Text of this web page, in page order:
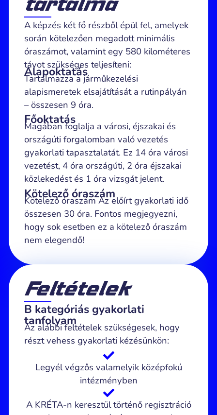
tartalma
A képzés két fő részből épül fel, amelyek
során kötelezően megadott minimális
óraszámot, valamint egy 580 kilométeres
távot szükséges teljesíteni:
Alapoktatás
Tartalmazza a járműkezelési
alapismeretek elsajátítását a rutinpályán
– összesen 9 óra.
Főoktatás
Magában foglalja a városi, éjszakai és
országúti forgalomban való vezetés
gyakorlati tapasztalatát. Ez 14 óra városi
vezetést, 4 óra országúti, 2 óra éjszakai
közlekedést és 1 óra vizsgát jelent.
Kötelező óraszám
Kötelező óraszám Az előírt gyakorlati idő
összesen 30 óra. Fontos megjegyezni,
hogy sok esetben ez a kötelező óraszám
nem elegendő!
Feltételek
B kategóriás gyakorlati
tanfolyam
Az alábbi feltételek szükségesek, hogy
részt vehess gyakorlati kézésünkön:
Legyél végzős valamelyik középfokú
intézményben
A KRÉTA-n keresztül történő regisztráció